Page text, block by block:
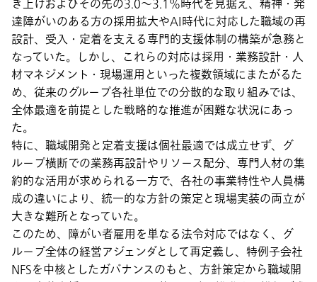
き上げおよびその先の3.0～3.1％時代を見据え、精神・発
達障がいのある方の採用拡大やAI時代に対応した職域の再
設計、受入・定着を支える専門的支援体制の構築が急務と
なっていた。しかし、これらの対応は採用・業務設計・人
材マネジメント・現場運用といった複数領域にまたがるた
め、従来のグループ各社単位での分散的な取り組みでは、
全体最適を前提とした戦略的な推進が困難な状況にあっ
た。
特に、職域開発と定着支援は個社最適では成立せず、グ
ループ横断での業務再設計やリソース配分、専門人材の集
約的な活用が求められる一方で、各社の事業特性や人員構
成の違いにより、統一的な方針の策定と現場実装の両立が
大きな難所となっていた。
このため、障がい者雇用を単なる法令対応ではなく、グ
ループ全体の経営アジェンダとして再定義し、特例子会社
NFSを中核としたガバナンスのもと、方針策定から職域開